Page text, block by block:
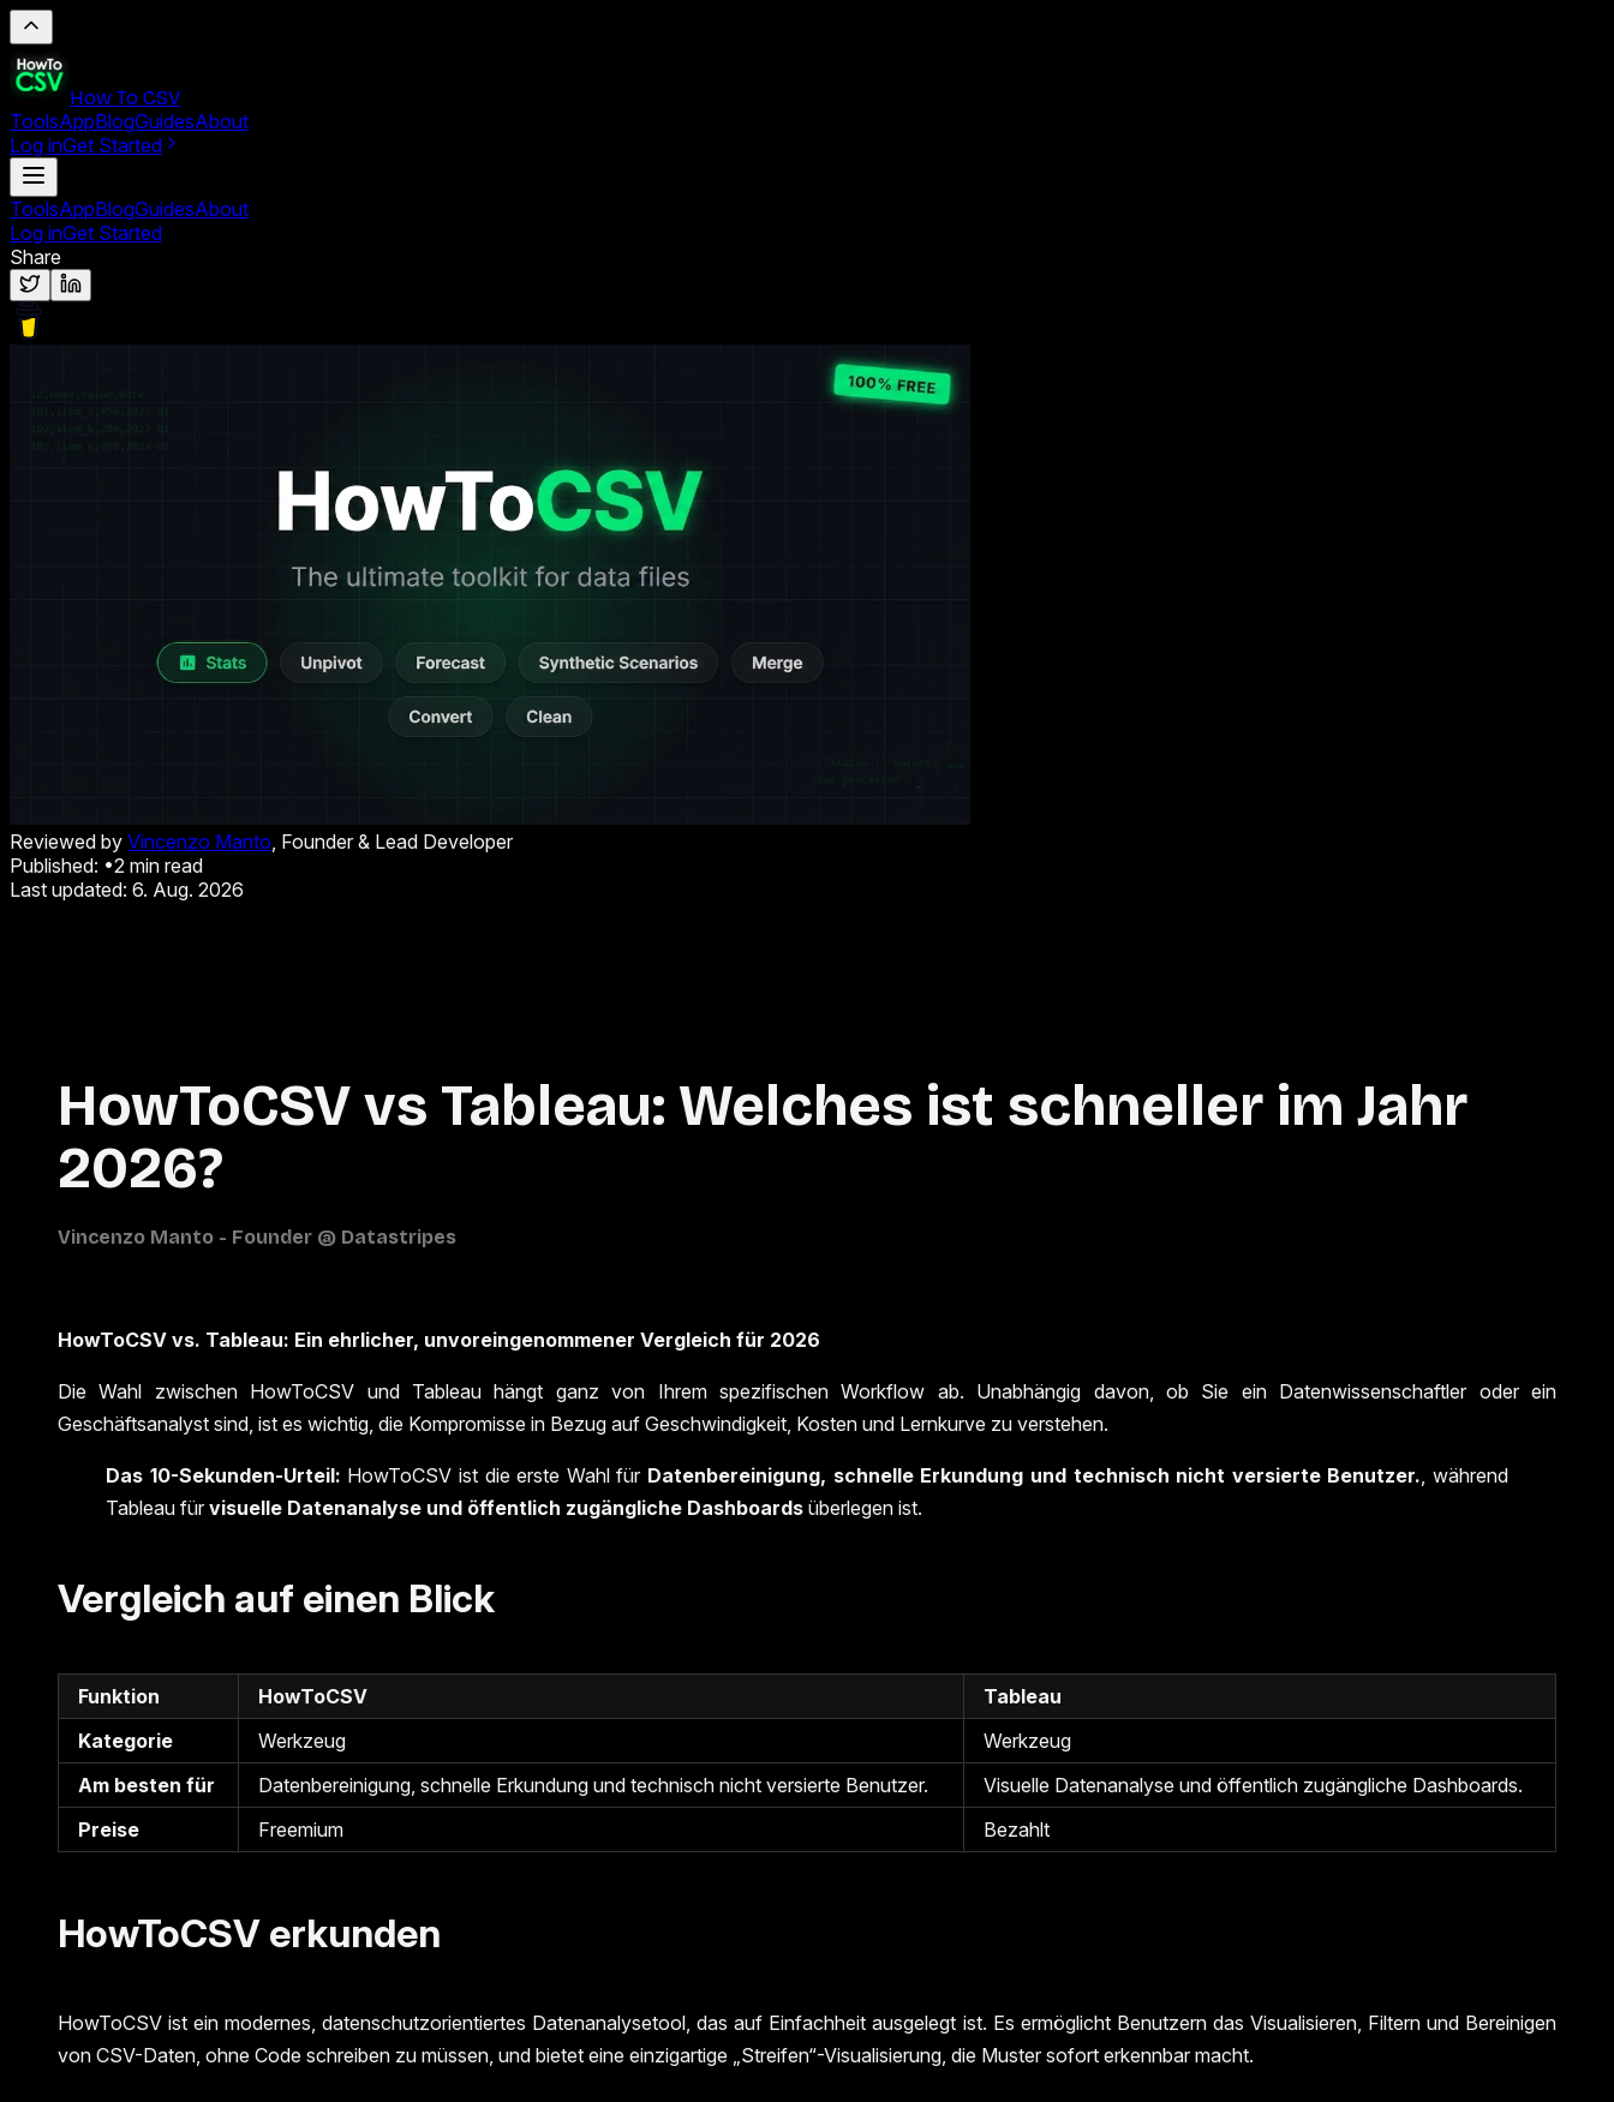
How To CSV
ToolsAppBlogGuidesAbout
Log inGet Started
ToolsAppBlogGuidesAbout
Log inGet Started
Share
Reviewed by Vincenzo Manto, Founder & Lead Developer
Published: •2 min read
Last updated: 6. Aug. 2026
HowToCSV vs Tableau: Welches ist schneller im Jahr
2026?
HowToCSV vs. Tableau: Ein ehrlicher, unvoreingenommener Vergleich für 2026
Die Wahl zwischen HowToCSV und Tableau hängt ganz von Ihrem spezifischen Workflow ab. Unabhängig davon, ob Sie ein Datenwissenschaftler oder ein
Geschäftsanalyst sind, ist es wichtig, die Kompromisse in Bezug auf Geschwindigkeit, Kosten und Lernkurve zu verstehen.
Das 10-Sekunden-Urteil: HowToCSV ist die erste Wahl für Datenbereinigung, schnelle Erkundung und technisch nicht versierte Benutzer. , während
Tableau für visuelle Datenanalyse und öffentlich zugängliche Dashboards überlegen ist.
Vergleich auf einen Blick
Funktion HowToCSV
Tableau
Kategorie
Werkzeug
Werkzeug
Am besten für
Datenbereinigung, schnelle Erkundung und technisch nicht versierte Benutzer.
Visuelle Datenanalyse und öffentlich zugängliche Dashboards.
Preise
Freemium Bezahlt
HowToCSV erkunden
HowToCSV ist ein modernes, datenschutzorientiertes Datenanalysetool, das auf Einfachheit ausgelegt ist. Es ermöglicht Benutzern das Visualisieren, Filtern und Bereinigen
von CSV-Daten, ohne Code schreiben zu müssen, und bietet eine einzigartige „Streifen“-Visualisierung, die Muster sofort erkennbar macht.